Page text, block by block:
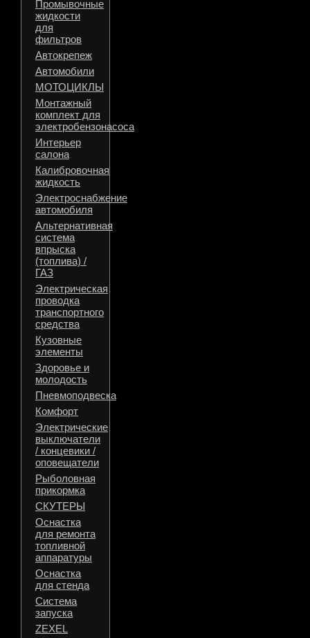
Промывочные
жидкости
для
фильтров
Автокрепеж
Автомобили
МОТОЦИКЛЫ
Монтажный
комплект для
электробензонасоса
Интерьер
салона
Калибровочная
жидкость
Электроснабжение
автомобиля
Альтернативная
система
впрыска
(топлива) /
ГАЗ
Электрическая
проводка
транспортного
средства
Кузовные
элементы
Здоровье и
молодость
Пневмоподвеска
Комфорт
Электрические
выключатели
/ концевики /
оповещатели
Рыболовная
прикормка
СКУТЕРЫ
Оснастка
для ремонта
топливной
аппаратуры
Оснастка
для стенда
Система
запуска
ZEXEL